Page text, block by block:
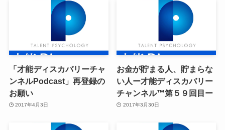
「才能ディスカバリーチャ
ンネルPodcast」再登録の
お願い
2017年4月3日
お金が貯まる人、貯まらな
い人ー才能ディスカバリー
チャンネル™第５９回目ー
2017年3月30日